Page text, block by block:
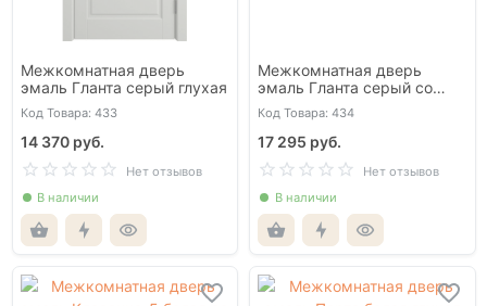
Межкомнатная дверь
эмаль Гланта серый глухая
Код Товара: 433
14 370 руб.
Нет отзывов
В наличии
Межкомнатная дверь
эмаль Гланта серый со
стеклом
Код Товара: 434
17 295 руб.
Нет отзывов
В наличии